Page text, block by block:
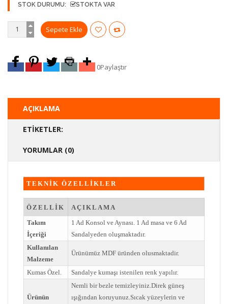
STOK DURUMU:
STOKTA VAR
0Paylaştır
AÇIKLAMA
ETIKETLER:
YORUMLAR (0)
TEKNİK ÖZELLİKLER
ÖZELLİK
AÇIKLAMA
Takım
İçeriği
1 Ad Konsol ve Aynası. 1 Ad masa ve 6 Ad
Sandalyeden oluşmaktadır.
Kullanılan
Malzeme
Ürünümüz MDF üründen olusmaktadir.
Kumas Özel. Sandalye kumaşı istenilen renk yapılır.
Ürünün
Nemli bir bezle temizleyiniz.Direk güneş
ışığından koruyunuz.Sıcak yüzeylerin ve